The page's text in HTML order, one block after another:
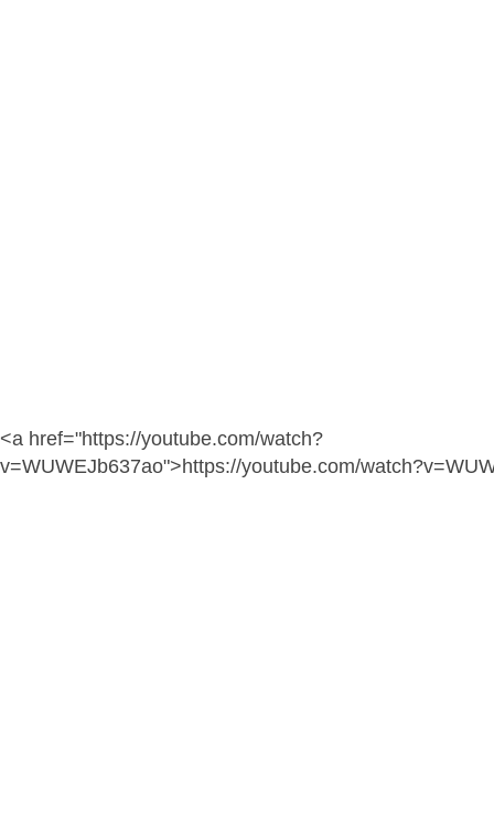
<a href="https://youtube.com/watch?
v=WUWEJb637ao">https://youtube.com/